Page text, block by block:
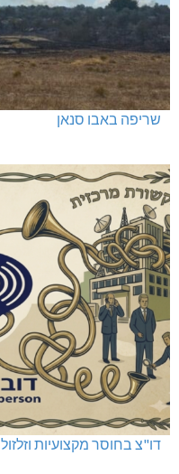
שריפה באבו סנאן
דו"צ בחוסר מקצועיות וזלזול